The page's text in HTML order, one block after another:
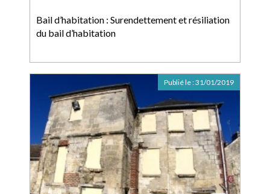
Bail d’habitation : Surendettement et résiliation
du bail d’habitation
Publié le :31/01/2019